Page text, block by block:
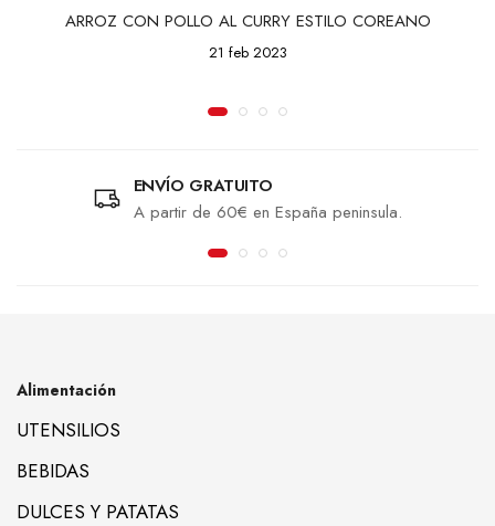
ARROZ CON POLLO AL CURRY ESTILO COREANO
21 feb 2023
ENVÍO GRATUITO
A partir de 60€ en España peninsula.
Alimentación
UTENSILIOS
BEBIDAS
DULCES Y PATATAS